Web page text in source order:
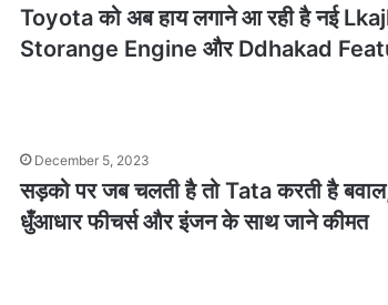
Toyota को अब हाय लगाने आ रही है नई
Storange Engine और Ddhakad
December 5, 2023
सड़को पर जब चलती है तो Tata करती है
धुँआधार फीचर्स और इंजन के साथ जाने कीमत